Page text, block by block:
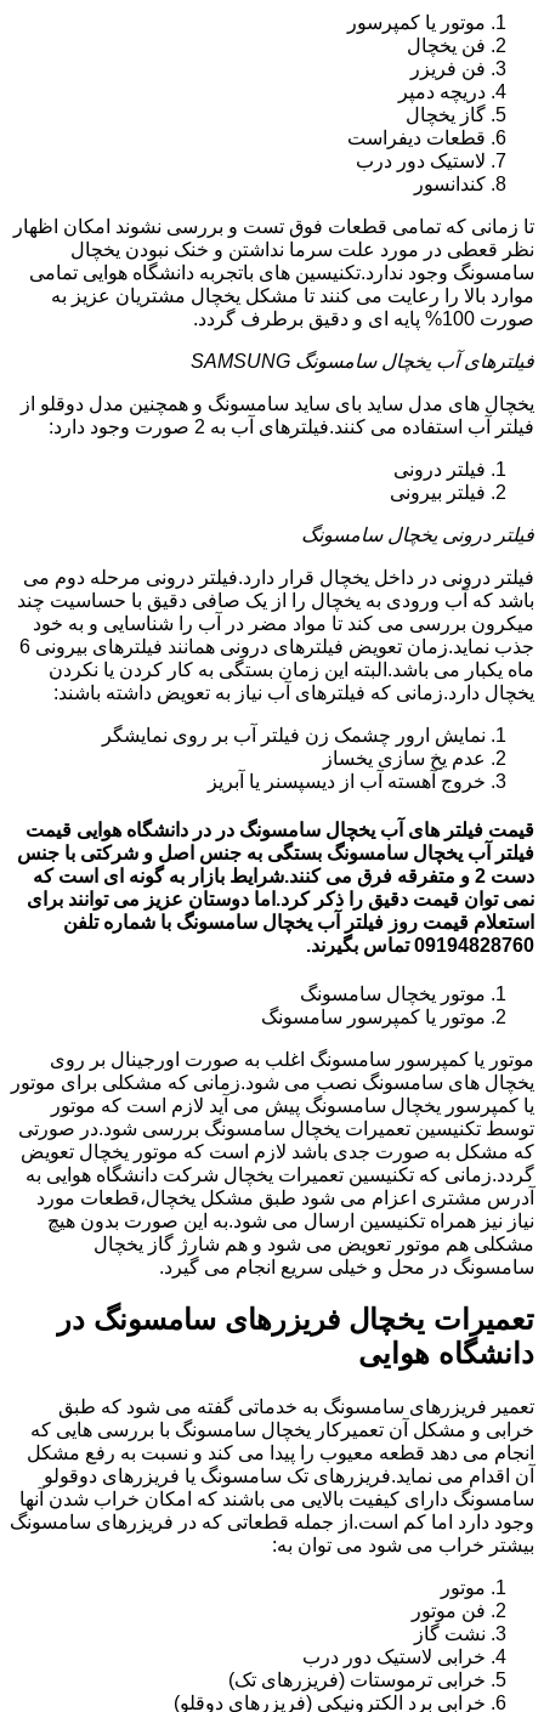
موتور یا کمپرسور
فن یخچال
فن فریزر
دریچه دمپر
گاز یخچال
قطعات دیفراست
لاستیک دور درب
کندانسور
تا زمانی که تمامی قطعات فوق تست و بررسی نشوند امکان اظهار
نظر قعطی در مورد علت سرما نداشتن و خنک نبودن یخچال
سامسونگ وجود ندارد.تکنیسین های باتجربه دانشگاه هوایی تمامی
موارد بالا را رعایت می کنند تا مشکل یخچال مشتریان عزیز به
صورت 100% پایه ای و دقیق برطرف گردد.
فیلترهای آب یخچال سامسونگ SAMSUNG
یخچال های مدل ساید بای ساید سامسونگ و همچنین مدل دوقلو از
فیلتر آب استفاده می کنند.فیلترهای آب به 2 صورت وجود دارد:
فیلتر درونی
فیلتر بیرونی
فیلتر درونی یخچال سامسونگ
فیلتر درونی در داخل یخچال قرار دارد.فیلتر درونی مرحله دوم می
باشد که آب ورودی به یخچال را از یک صافی دقیق با حساسیت چند
میکرون بررسی می کند تا مواد مضر در آب را شناسایی و به خود
جذب نماید.زمان تعویض فیلترهای درونی همانند فیلترهای بیرونی 6
ماه یکبار می باشد.البته این زمان بستگی به کار کردن یا نکردن
یخچال دارد.زمانی که فیلترهای آب نیاز به تعویض داشته باشند:
نمایش ارور چشمک زن فیلتر آب بر روی نمایشگر
عدم یخ سازی یخساز
خروج آهسته آب از دیسپسنر یا آبریز
قیمت فیلتر های آب یخچال سامسونگ در در دانشگاه هوایی قیمت
فیلتر آب یخچال سامسونگ بستگی به جنس اصل و شرکتی با جنس
دست 2 و متفرقه فرق می کنند.شرایط بازار به گونه ای است که
نمی توان قیمت دقیق را ذکر کرد.اما دوستان عزیز می توانند برای
استعلام قیمت روز فیلتر آب یخچال سامسونگ با شماره تلفن
09194828760 تماس بگیرند.
موتور یخچال سامسونگ
موتور یا کمپرسور سامسونگ
موتور یا کمپرسور سامسونگ اغلب به صورت اورجینال بر روی
یخچال های سامسونگ نصب می شود.زمانی که مشکلی برای موتور
یا کمپرسور یخچال سامسونگ پیش می آید لازم است که موتور
توسط تکنیسین تعمیرات یخچال سامسونگ بررسی شود.در صورتی
که مشکل به صورت جدی باشد لازم است که موتور یخچال تعویض
گردد.زمانی که تکنیسین تعمیرات یخچال شرکت دانشگاه هوایی به
آدرس مشتری اعزام می شود طبق مشکل یخچال،قطعات مورد
نیاز نیز همراه تکنیسین ارسال می شود.به این صورت بدون هیچ
مشکلی هم موتور تعویض می شود و هم شارژ گاز یخچال
سامسونگ در محل و خیلی سریع انجام می گیرد.
تعمیرات یخچال فریزرهای سامسونگ در
دانشگاه هوایی
تعمیر فریزرهای سامسونگ به خدماتی گفته می شود که طبق
خرابی و مشکل آن تعمیرکار یخچال سامسونگ با بررسی هایی که
انجام می دهد قطعه معیوب را پیدا می کند و نسبت به رفع مشکل
آن اقدام می نماید.فریزرهای تک سامسونگ یا فریزرهای دوقولو
سامسونگ دارای کیفیت بالایی می باشند که امکان خراب شدن آنها
وجود دارد اما کم است.از جمله قطعاتی که در فریزرهای سامسونگ
بیشتر خراب می شود می توان به:
موتور
فن موتور
نشت گاز
خرابی لاستیک دور درب
خرابی ترموستات (فریزرهای تک)
خرابی برد الکترونیکی (فریزرهای دوقلو)